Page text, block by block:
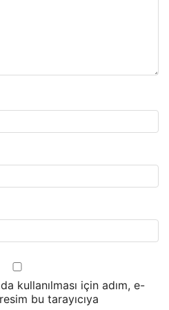
kullanılması için adım, e-
bu tarayıcıya